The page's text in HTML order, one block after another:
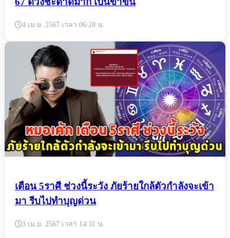
หมอกฤษณ์ คอนเฟิร์ม 6 ราศี ช่วงวันที่ 1-16 เม.ย.
67 ดวงชะตาดีมาก เป็นขาขึ้น
4 เม.ย. 2567 เวลา 06:28 น.